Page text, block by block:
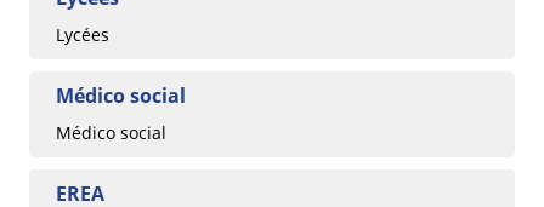
Lycées
Médico social
Médico social
EREA